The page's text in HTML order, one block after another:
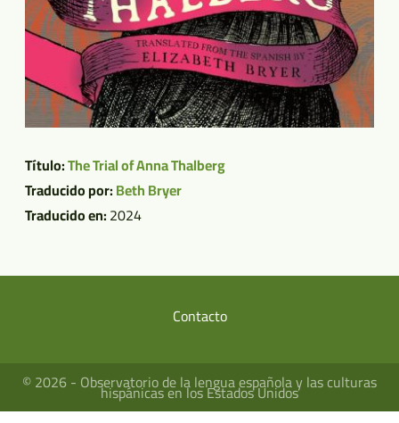
Título:The Trial of Anna Thalberg
Traducido por:Beth Bryer
Traducido en:2024
pie
Contacto
© 2026 - Observatorio de la lengua española y las culturas
hispánicas en los Estados Unidos